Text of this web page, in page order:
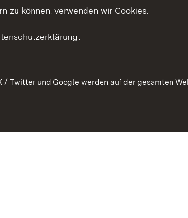
zu können, verwenden wir Cookies.
.
Twitter und Google werden auf der gesamten